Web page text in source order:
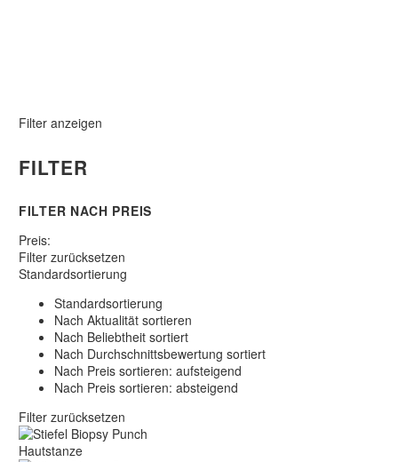
Filter anzeigen
FILTER
FILTER NACH PREIS
Preis:
Filter zurücksetzen
Standardsortierung
Standardsortierung
Nach Aktualität sortieren
Nach Beliebtheit sortiert
Nach Durchschnittsbewertung sortiert
Nach Preis sortieren: aufsteigend
Nach Preis sortieren: absteigend
Filter zurücksetzen